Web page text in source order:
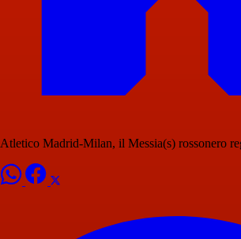
Atletico Madrid-Milan, il Messia(s) rossonero